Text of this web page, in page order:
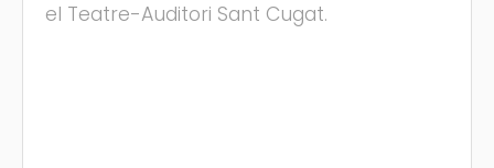
el Teatre-Auditori Sant Cugat.